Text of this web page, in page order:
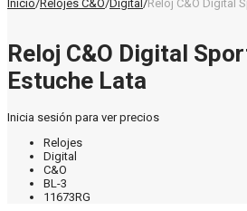
Inicio/Relojes C&O/Digital /Reloj C&O Digital
Reloj C&O Digital
Estuche Lata
Inicia sesión para ver precios
Relojes
Digital
C&O
BL-3
11673RG